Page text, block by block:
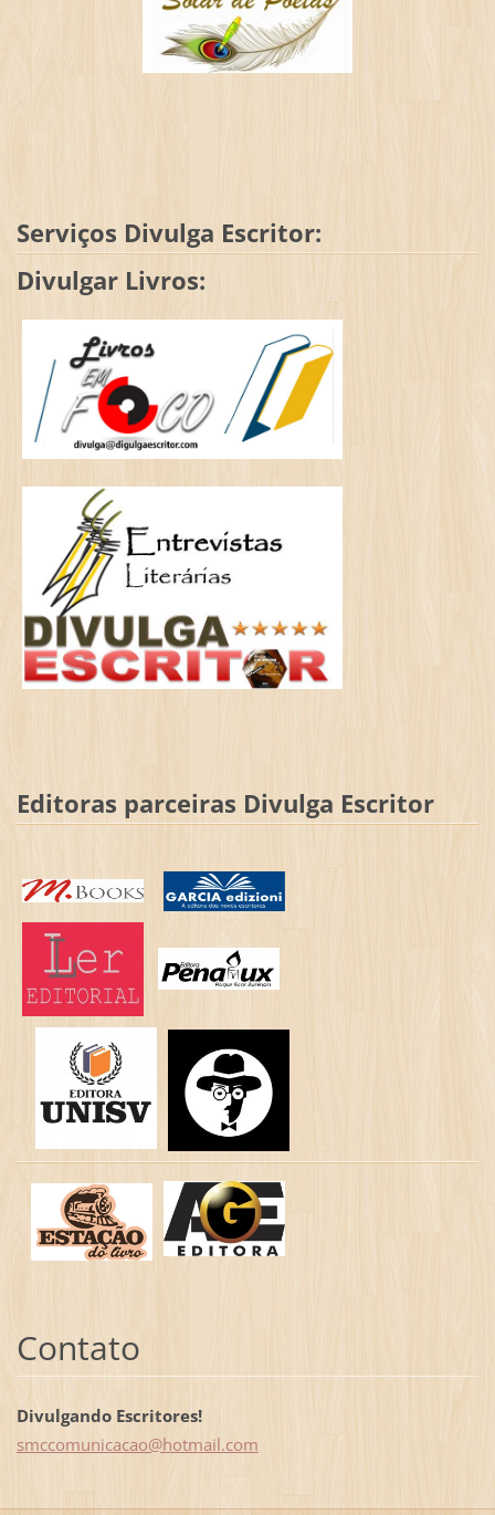
Serviços Divulga Escritor:
Divulgar Livros:
Editoras parceiras Divulga Escritor
Contato
Divulgando Escritores!
smccomunicacao@hotmail.com